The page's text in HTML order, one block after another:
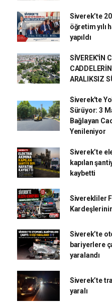
Siverek’te
öğretim yılı
yapıldı
SİVEREK'İN
ARALIKSIZ
Siverek'te
Sürüyor: 3
Bağlayan
Yenileniyor
Siverek’te
kapılan
kaybetti
Siverekliler
Siverek’te
bariyerlere
yaralandı
Siverek’te
yaralı